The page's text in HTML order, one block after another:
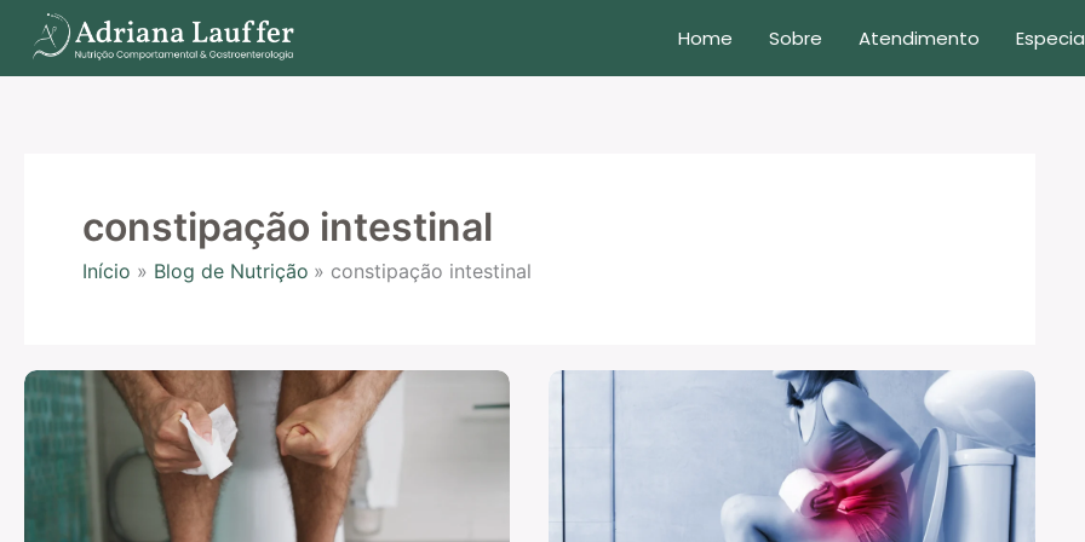
para
o
Home Sobre Atendimento
constipação intestinal
Início Blog de Nutrição constipação intestinal
Alterações
anatômicas
funcionais